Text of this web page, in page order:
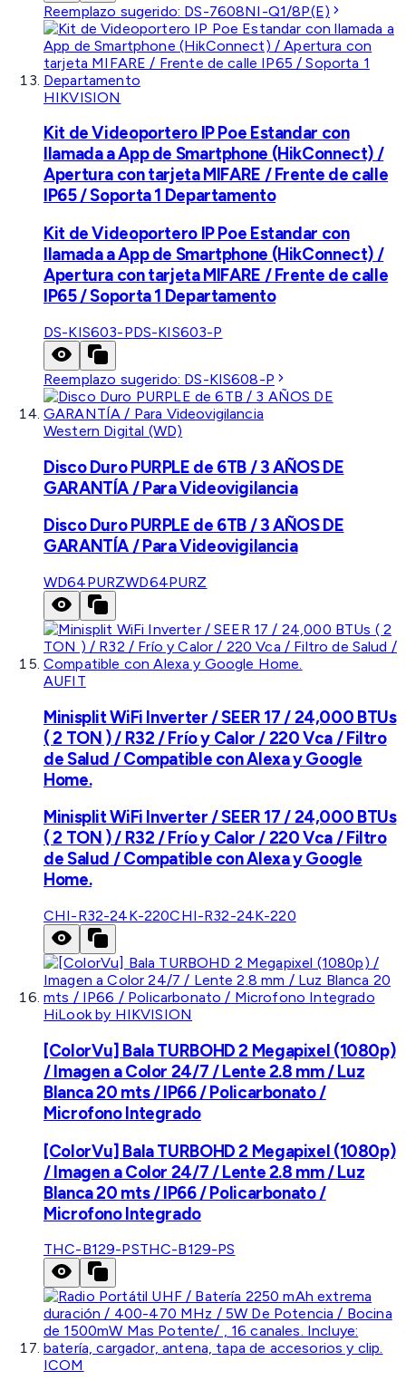
Reemplazo sugerido: DS-7608NI-Q1/8P(E)
HIKVISION
Kit de Videoportero IP Poe Estandar con
llamada a App de Smartphone (HikConnect) /
Apertura con tarjeta MIFARE / Frente de calle
IP65 / Soporta 1 Departamento
Kit de Videoportero IP Poe Estandar con
llamada a App de Smartphone (HikConnect) /
Apertura con tarjeta MIFARE / Frente de calle
IP65 / Soporta 1 Departamento
DS-KIS603-PDS-KIS603-P
Reemplazo sugerido: DS-KIS608-P
Western Digital (WD)
Disco Duro PURPLE de 6TB / 3 AÑOS DE
GARANTÍA / Para Videovigilancia
Disco Duro PURPLE de 6TB / 3 AÑOS DE
GARANTÍA / Para Videovigilancia
WD64PURZWD64PURZ
AUFIT
Minisplit WiFi Inverter / SEER 17 / 24,000 BTUs
( 2 TON ) / R32 / Frío y Calor / 220 Vca / Filtro
de Salud / Compatible con Alexa y Google
Home.
Minisplit WiFi Inverter / SEER 17 / 24,000 BTUs
( 2 TON ) / R32 / Frío y Calor / 220 Vca / Filtro
de Salud / Compatible con Alexa y Google
Home.
CHI-R32-24K-220CHI-R32-24K-220
HiLook by HIKVISION
[ColorVu] Bala TURBOHD 2 Megapixel (1080p)
/ Imagen a Color 24/7 / Lente 2.8 mm / Luz
Blanca 20 mts / IP66 / Policarbonato /
Microfono Integrado
[ColorVu] Bala TURBOHD 2 Megapixel (1080p)
/ Imagen a Color 24/7 / Lente 2.8 mm / Luz
Blanca 20 mts / IP66 / Policarbonato /
Microfono Integrado
THC-B129-PSTHC-B129-PS
ICOM